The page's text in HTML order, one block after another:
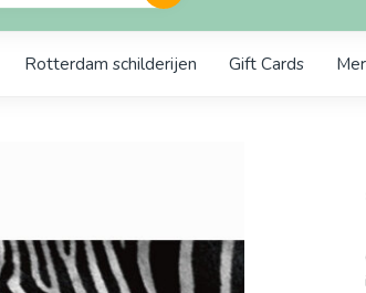
Rotterdam schilderijen Gift Cards